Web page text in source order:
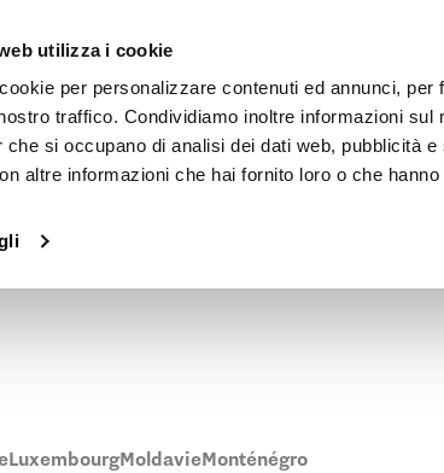
utilizza i cookie
per personalizzare contenuti ed annunci,
traffico. Condividiamo inoltre informazioni
che si occupano di analisi dei dati web, pubblicità
altre informazioni che hai fornito loro o che
Journal Entreprise
le point de vente Pratic le plus proche en Slovaquie.
LuxembourgMoldavieMonténégro